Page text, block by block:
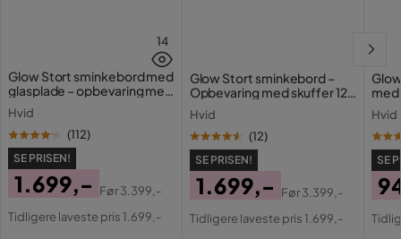
14
Glow Stort sminkebord med
glasplade – opbevaring med
skuffer og rum 120 cm
Hvid
(112)
SE PRISEN!
Pris
1.699,-
Original
Før3.399,-
Tidligere laveste pris 1.699,-
Glow Stort sminkebord –
Opbevaring med skuffer 120
cm
Hvid
(12)
SE PRISEN!
Pris
1.699,-
Original
Før3.399,-
Tidligere laveste pris 1.699,-
med
Hvid
SE